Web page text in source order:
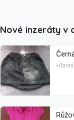
Nové inzeráty v